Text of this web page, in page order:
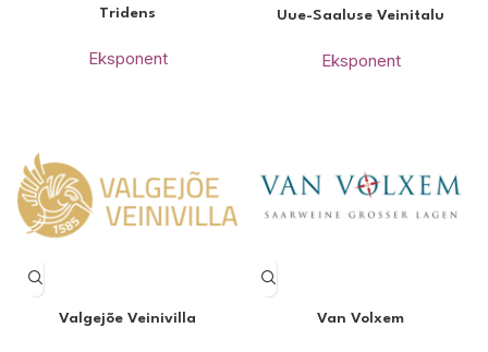
Tridens
Eksponent
Uue-Saaluse Veinitalu
Eksponent
Valgejõe Veinivilla Van Volxem